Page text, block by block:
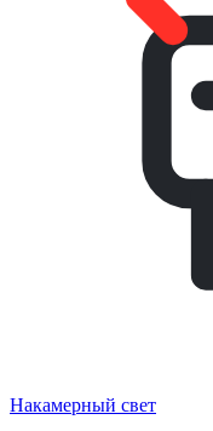
Накамерный свет